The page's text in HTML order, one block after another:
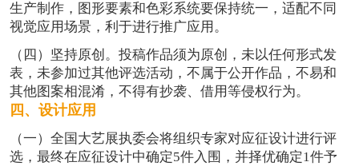
生产制作，图形要素和色彩系统要保持统一，适配不同
视觉应用场景，利于进行推广应用。
（四）坚持原创。投稿作品须为原创，未以任何形式发
表，未参加过其他评选活动，不属于公开作品，不易和
其他图案相混淆，不得有抄袭、借用等侵权行为。
四、设计应用
（一）全国大艺展执委会将组织专家对应征设计进行评
选，最终在应征设计中确定5件入围，并择优确定1件予